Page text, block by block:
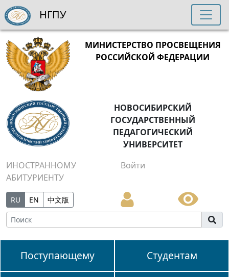
МИНИСТЕРСТВО ПРОСВЕЩЕНИЯ
РОССИЙСКОЙ ФЕДЕРАЦИИ
НОВОСИБИРСКИЙ
ГОСУДАРСТВЕННЫЙ
ПЕДАГОГИЧЕСКИЙ
УНИВЕРСИТЕТ
ИНОСТРАННОМУ
АБИТУРИЕНТУ
Войти
RU EN 中文版
Поступающему Студентам
НГПУ